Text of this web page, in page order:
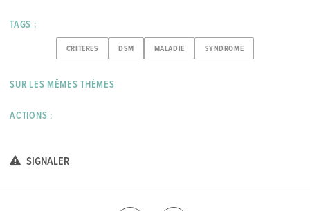
TAGS :
CRITERES DSM MALADIE SYNDROME
SUR LES MÊMES THÈMES
ACTIONS :
SIGNALER